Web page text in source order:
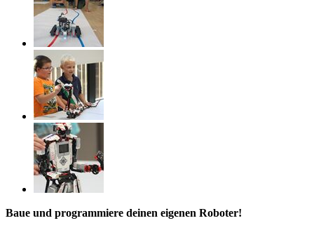
Baue und programmiere deinen eigenen Roboter!